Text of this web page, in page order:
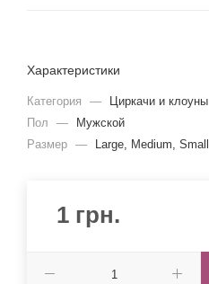
Характеристики
Категория —
Циркачи и клоуны
Пол
—
Мужской
Размер — Large, Medium, Small
1 грн.